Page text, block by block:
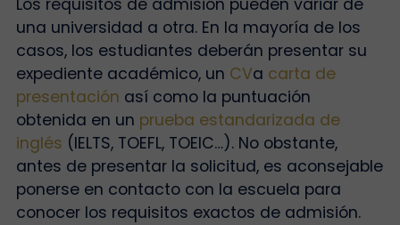
Los requisitos de admisión pueden variar de
una universidad a otra. En la mayoría de los
casos, los estudiantes deberán presentar su
expediente académico, un CVa carta de
presentación así como la puntuación
obtenida en un prueba estandarizada de
inglés (IELTS, TOEFL, TOEIC…). No obstante,
antes de presentar la solicitud, es aconsejable
ponerse en contacto con la escuela para
conocer los requisitos exactos de admisión.